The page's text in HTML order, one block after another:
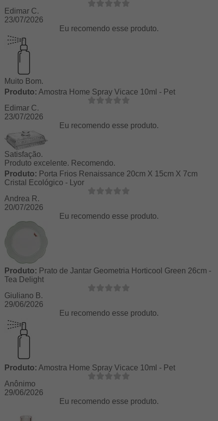
Edimar C.
23/07/2026
Eu recomendo esse produto.
Muito Bom.
Produto: Amostra Home Spray Vicace 10ml - Pet
Edimar C.
23/07/2026
Eu recomendo esse produto.
Satisfação.
Produto excelente. Recomendo.
Produto: Porta Frios Renaissance 20cm X 15cm X 7cm
Cristal Ecológico - Lyor
Andrea R.
20/07/2026
Eu recomendo esse produto.
Produto: Prato de Jantar Geometria Horticool Green 26cm -
Tea Delight
Giuliano B.
29/06/2026
Eu recomendo esse produto.
Produto: Amostra Home Spray Vicace 10ml - Pet
Anônimo
29/06/2026
Eu recomendo esse produto.